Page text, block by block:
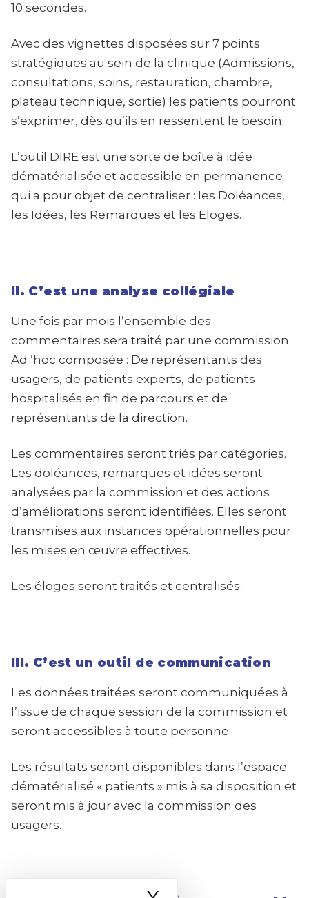
10 secondes.
Avec des vignettes disposées sur 7 points
stratégiques au sein de la clinique (Admissions,
consultations, soins, restauration, chambre,
plateau technique, sortie) les patients pourront
s’exprimer, dès qu’ils en ressentent le besoin.
L’outil DIRE est une sorte de boîte à idée
dématérialisée et accessible en permanence
qui a pour objet de centraliser : les Doléances,
les Idées, les Remarques et les Eloges.
II. C’est une analyse collégiale
Une fois par mois l’ensemble des
commentaires sera traité par une commission
Ad ’hoc composée : De représentants des
usagers, de patients experts, de patients
hospitalisés en fin de parcours et de
représentants de la direction.
Les commentaires seront triés par catégories.
Les doléances, remarques et idées seront
analysées par la commission et des actions
d’améliorations seront identifiées. Elles seront
transmises aux instances opérationnelles pour
les mises en œuvre effectives.
Les éloges seront traités et centralisés.
III. C’est un outil de communication
Les données traitées seront communiquées à
l’issue de chaque session de la commission et
seront accessibles à toute personne.
Les résultats seront disponibles dans l’espace
dématérialisé « patients » mis à sa disposition et
seront mis à jour avec la commission des
usagers.